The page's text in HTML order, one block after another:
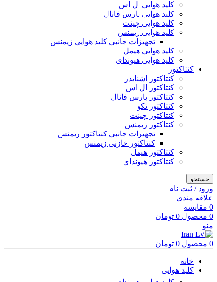
کلید هوایی ال اس
کلید هوایی پارس فانال
کلید هوایی چینت
کلید هوایی زیمنس
تجهیزات جانبی کلید هوایی زیمنس
کلید هوایی هیمل
کلید هوایی هیوندای
کنتاکتور
کنتاکتور اشنایدر
کنتاکتور ال اس
کنتاکتور پارس فانال
کنتاکتور تکو
کنتاکتور چینت
کنتاکتور زیمنس
تجهیزات جانبی کنتاکتور زیمنس
کنتاکتور خازنی زیمنس
کنتاکتور هیمل
کنتاکتور هیوندای
جستجو
ورود / ثبت نام
علاقه مندی
0 مقایسه
0 محصول 0 تومان
منو
0 محصول 0 تومان
خانه
کلید هوایی